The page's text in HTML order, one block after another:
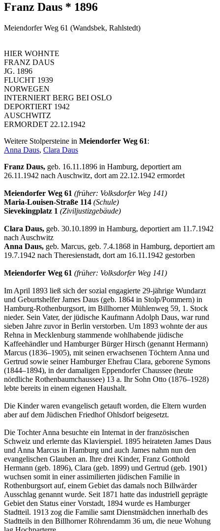
Franz Daus * 1896
Meiendorfer Weg 61 (Wandsbek, Rahlstedt)
HIER WOHNTE
FRANZ DAUS
JG. 1896
FLUCHT 1939
NORWEGEN
INTERNIERT BERG BEI OSLO
DEPORTIERT 1942
AUSCHWITZ
ERMORDET 22.12.1942
Weitere Stolpersteine in Meiendorfer Weg 61:
Anna Daus, Clara Daus
Franz Daus, geb. 16.11.1896 in Hamburg, deportiert am
26.11.1942 nach Auschwitz, dort am 22.12.1942 ermordet
Meiendorfer Weg 61 (früher: Volksdorfer Weg 141)
Maria-Louisen-Straße 114 (Schule)
Sievekingplatz 1 (Ziviljustizgebäude)
Clara Daus, geb. 30.10.1899 in Hamburg, deportiert am 11.7.1942
nach Auschwitz
Anna Daus, geb. Marcus, geb. 7.4.1868 in Hamburg, deportiert am
19.7.1942 nach Theresienstadt, dort am 16.11.1942 gestorben
Meiendorfer Weg 61 (früher: Volksdorfer Weg 141)
Im April 1893 ließ sich der sozial engagierte 29-jährige Wundarzt
und Geburtshelfer James Daus (geb. 1864 in Stolp/Pommern) in
Hamburg-Rothenburgsort, im Billhorner Mühlenweg 59, 1. Stock
nieder. Sein Vater, der jüdische Kaufmann Adolph Daus, war rund
sieben Jahre zuvor in Berlin verstorben. Um 1893 wohnte der aus
Rehna in Mecklenburg stammende wohlhabende jüdische
Kaffeehändler und Hamburger Bürger Hirsch (genannt Hermann)
Marcus (1836–1905), mit seinen erwachsenen Töchtern Anna und
Gertrud sowie seiner Hamburger Ehefrau Clara, geborene Symons
(1844–1894), in der damaligen Eppendorfer Chaussee (heute
nördliche Rothenbaumchaussee) 13 a. Ihr Sohn Otto (1876–1928)
lebte bereits in einem eigenen Haushalt.
Die Kinder waren evangelisch getauft worden, die Eltern wurden
aber auf dem Jüdischen Friedhof Ohlsdorf beigesetzt.
Die Tochter Anna besuchte ein Internat in der französischen
Schweiz und erlernte das Klavierspiel. 1895 heirateten James Daus
und Anna Marcus in Hamburg und auch James nahm nun den
evangelischen Glauben an. Ihre drei Kinder, Franz Gotthold
Hermann (geb. 1896), Clara (geb. 1899) und Gertrud (geb. 1901)
wuchsen somit in einer assimilierten jüdischen Familie in
Rothenburgsort auf, einem Gebiet das damals noch Billwärder
Ausschlag genannt wurde. Seit 1871 hatte das industriell geprägte
Gebiet den Status einer Vorstadt, 1894 wurde es Hamburger
Stadtteil. 1913 zog die Familie samt Dienstmädchen innerhalb des
Stadtteils in den Billhorner Röhrendamm 36 um, die neue Wohung